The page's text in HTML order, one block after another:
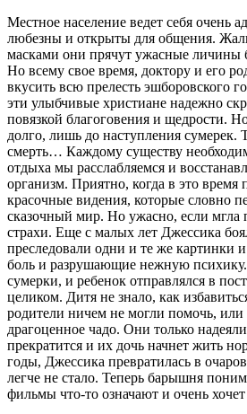
Местное население ведет себя очень
любезны и открыты для общения.
масками они прячут ужасные личины
Но всему свое время, доктору и его
вкусить всю прелесть эшборовского
эти улыбчивые христиане надежно
повязкой благоговения и щедрости.
долго, лишь до наступления сумерек.
смерть… Каждому существу
отдыха мы расслабляемся и
организм. Приятно, когда в это время
красочные видения, которые словно
сказочный мир. Но ужасно, если
страхи. Еще с малых лет Джессика
преследовали одни и те же картинки
боль и разрушающие нежную психику.
сумерки, и ребенок отправлялся в
целиком. Дитя не знало, как
родители ничем не могли помочь, или
драгоценное чадо. Они только
прекратится и их дочь начнет жить
годы, Джессика превратилась в
легче не стало. Теперь барышня
фильмы что-то означают и очень хочет